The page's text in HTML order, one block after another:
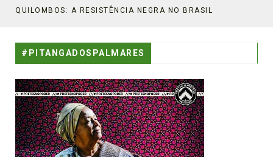
QUILOMBOS: A RESISTÊNCIA NEGRA NO BRASIL
#PITANGADOSPALMARES